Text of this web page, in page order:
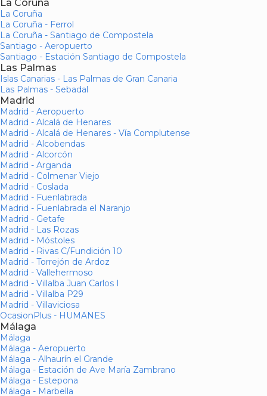
La Coruña
La Coruña
La Coruña - Ferrol
La Coruña - Santiago de Compostela
Santiago - Aeropuerto
Santiago - Estación Santiago de Compostela
Las Palmas
Islas Canarias - Las Palmas de Gran Canaria
Las Palmas - Sebadal
Madrid
Madrid - Aeropuerto
Madrid - Alcalá de Henares
Madrid - Alcalá de Henares - Vía Complutense
Madrid - Alcobendas
Madrid - Alcorcón
Madrid - Arganda
Madrid - Colmenar Viejo
Madrid - Coslada
Madrid - Fuenlabrada
Madrid - Fuenlabrada el Naranjo
Madrid - Getafe
Madrid - Las Rozas
Madrid - Móstoles
Madrid - Rivas C/Fundición 10
Madrid - Torrejón de Ardoz
Madrid - Vallehermoso
Madrid - Villalba Juan Carlos I
Madrid - Villalba P29
Madrid - Villaviciosa
OcasionPlus - HUMANES
Málaga
Málaga
Málaga - Aeropuerto
Málaga - Alhaurín el Grande
Málaga - Estación de Ave María Zambrano
Málaga - Estepona
Málaga - Marbella